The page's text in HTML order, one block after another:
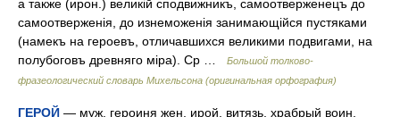
а также (ирон.) великій сподвижникъ, самоотверженецъ до
самоотверженія, до изнеможенія занимающійся пустяками
(намекъ на героевъ, отличавшихся великими подвигами, на
полубоговъ древняго міра). Ср …
Большой толково-
фразеологический словарь Михельсона (оригинальная орфография)
ГЕРОЙ — муж. героиня жен. ирой, витязь, храбрый воин,